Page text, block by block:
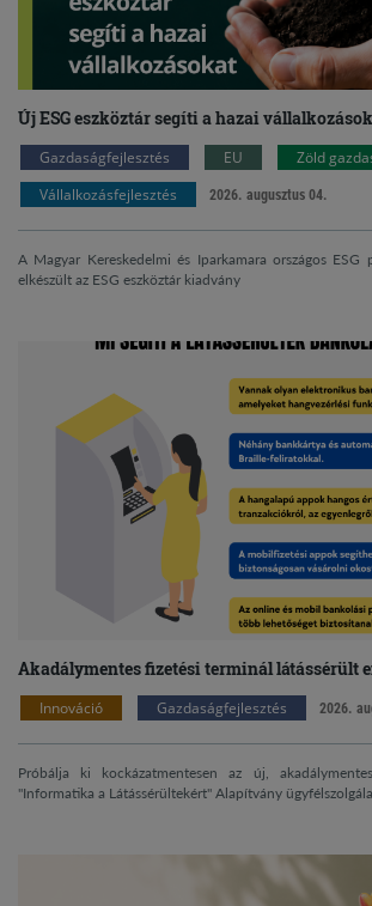
Új ESG eszköztár segíti a hazai
Gazdaságfejlesztés EU
Zöld
Vállalkozásfejlesztés
2026. augusztus 04.
A Magyar Kereskedelmi és Iparkamara országos ESG
elkészült az ESG eszköztár kiadvány
Akadálymentes fizetési terminál látássérült
Innováció Gazdaságfejlesztés 2026.
Próbálja ki kockázatmentesen az új,
"Informatika a Látássérültekért" Alapítvány